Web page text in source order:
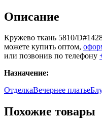
Описание
Кружево ткань 5810/
можете купить оптом,
или позвонив по телефону
Назначение:
ОтделкаВечернее платье
Похожие товары